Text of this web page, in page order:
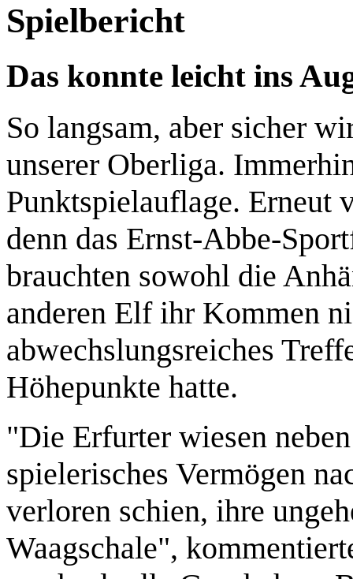
Spielbericht
Das konnte leicht ins
So langsam, aber sicher
unserer Oberliga.
Punktspielauflage. Erneut
denn das Ernst-Abbe-
brauchten sowohl die
anderen Elf ihr Kommen
abwechslungsreiches
Höhepunkte hatte.
"Die Erfurter wiesen
spielerisches Vermögen
verloren schien, ihre
Waagschale",